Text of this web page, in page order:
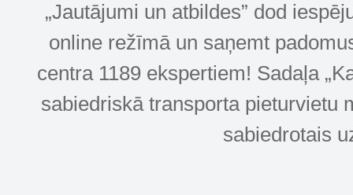
„Jautājumi un atbildes” dod
online režīmā un saņemt
centra 1189 ekspertiem! Sadaļa
sabiedriskā transporta pieturvietu
sabiedrotais